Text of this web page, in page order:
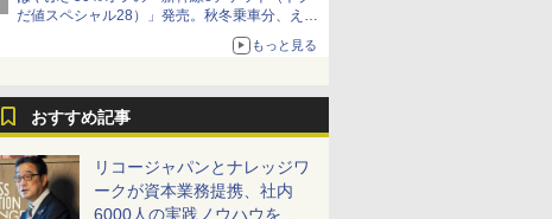
だ値スペシャル28）」発売。秋冬乗車分、えき
もっと見る
おすすめ記事
リコージャパンとナレッジワ
ークが資本業務提携、社内
6000人の実践ノウハウを生